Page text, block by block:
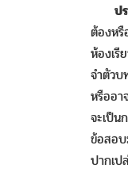
ป
ต้องหรื
ห้องเรี
จำตัวบ
หรืออา
จะเป็น
ข้อสอบ
ปากเป